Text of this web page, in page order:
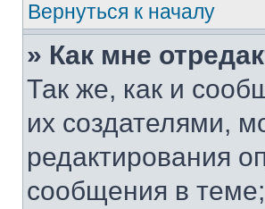
Вернуться к началу
» Как мне
Так же, как и
их создателями,
редактирования
сообщения в